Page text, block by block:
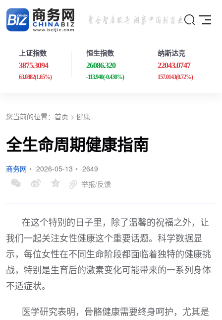
上证指数
3875.3094
63.0882(1.65%)
恒生指数
26086.320
-113.940(-0.430%)
纳斯达克
22043.0747
157.0143(0.72%)
您当前的位置： 首页 > 健康
全生命周期健康指南
商务网 • 2026-05-13 • 2649
举报/反馈
在这个特别的日子里，除了温馨的祝福之外，让
我们一起关注女性健康这个重要话题。科学数据显
示，每位女性在不同生命阶段都面临着独特的健康挑
战，特别是生育后的激素变化可能带来的一系列身体
不适症状。
医学研究表明，骨骼健康需要终身呵护，尤其是